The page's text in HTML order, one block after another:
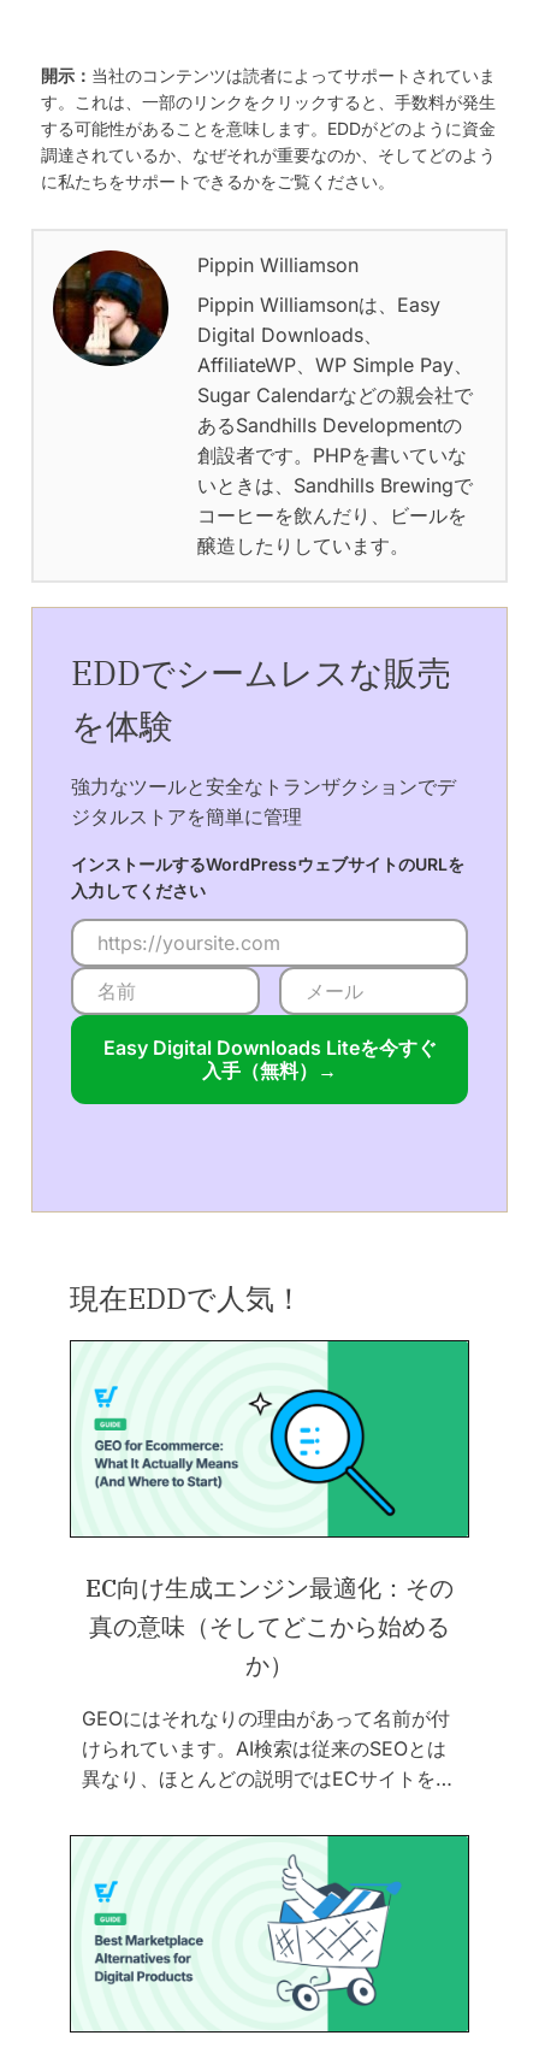
開示： 当社のコンテンツは読者によってサポートされていま
す。これは、一部のリンクをクリックすると、手数料が発生
する可能性があることを意味します。EDDがどのように資金
調達されているか、なぜそれが重要なのか、そしてどのよう
に私たちをサポートできるかをご覧ください。
Pippin Williamson
Pippin Williamsonは、Easy
Digital Downloads、
AffiliateWP、WP Simple Pay、
Sugar Calendarなどの親会社で
あるSandhills Developmentの
創設者です。PHPを書いていな
いときは、Sandhills Brewingで
コーヒーを飲んだり、ビールを
醸造したりしています。
EDDでシームレスな販売
を体験
強力なツールと安全なトランザクションでデ
ジタルストアを簡単に管理
インストールするWordPressウェブサイトのURLを
入力してください
Easy Digital Downloads Liteを今すぐ
入手（無料）→
現在EDDで人気！
EC向け生成エンジン最適化：その
真の意味（そしてどこから始める
か）
GEOにはそれなりの理由があって名前が付
けられています。AI検索は従来のSEOとは
異なり、ほとんどの説明ではECサイトを…